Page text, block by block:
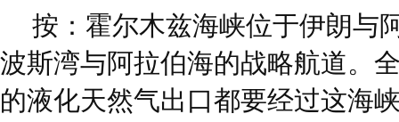
按：霍尔木兹海峡位于伊朗与
波斯湾与阿拉伯海的战略航道。
的液化天然气出口都要经过这海